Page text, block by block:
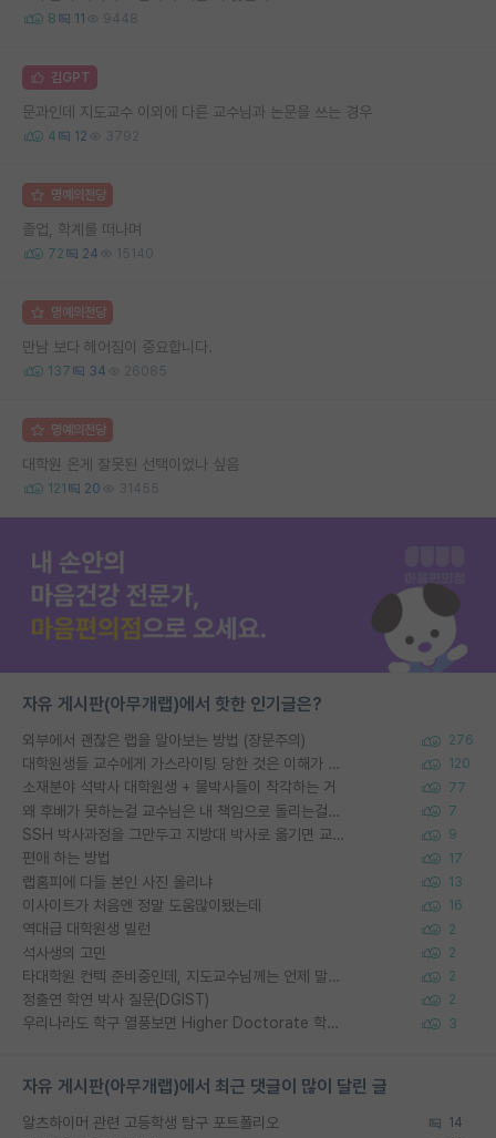
8 11 9448
김GPT
문과인데 지도교수 이외에 다른 교수님과 논문을 쓰는 경우
4 12 3792
명예의전당
졸업, 학계를 떠나며
72 24 15140
명예의전당
만남 보다 헤어짐이 중요합니다.
137 34 26085
명예의전당
대학원 온게 잘못된 선택이었나 싶음
121 20 31455
자유 게시판(아무개랩)에서 핫한 인기글은?
외부에서 괜찮은 랩을 알아보는 방법 (장문주의) 276
대학원생들 교수에게 가스라이팅 당한 것은 이해가 갑니다. 안타깝네요. 120
소재분야 석박사 대학원생 + 물박사들이 착각하는 거 77
왜 후배가 못하는걸 교수님은 내 책임으로 돌리는걸까요? 7
SSH 박사과정을 그만두고 지방대 박사로 옮기면 교수의 꿈은 끝일까요? 9
편애 하는 방법 17
랩홈피에 다들 본인 사진 올리냐 13
이사이트가 처음엔 정말 도움많이됐는데 16
역대급 대학원생 빌런 2
석사생의 고민 2
타대학원 컨텍 준비중인데, 지도교수님께는 언제 말씀드려야 할까요? 2
정출연 학연 박사 질문(DGIST) 2
우리나라도 학구 열풍보면 Higher Doctorate 학위가 필요하다고 봅니다. 3
자유 게시판(아무개랩)에서 최근 댓글이 많이 달린 글
알츠하이머 관련 고등학생 탐구 포트폴리오 14